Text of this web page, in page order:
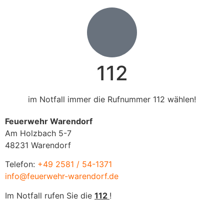
112
im Notfall immer die Rufnummer 112 wählen!
Feuerwehr Warendorf
Am Holzbach 5-7
48231 Warendorf
Telefon: +49 2581 / 54-1371
info@feuerwehr-warendorf.de
Im Notfall rufen Sie die 112 !